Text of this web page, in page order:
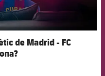
de Madrid - FC